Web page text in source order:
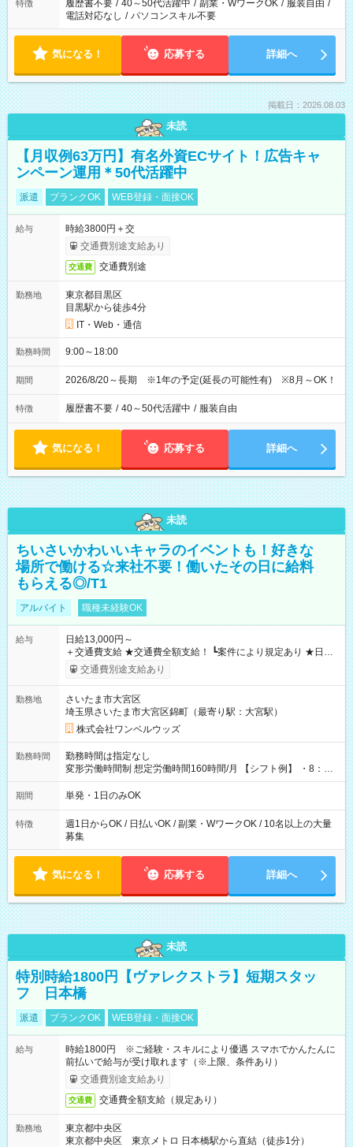
特徴 履歴書不要 / 40～50代活躍中 / 副業・WワークOK / 服装自由 /
電話対応なし / パソコンスキル不要
気になる！ 応募する 詳細へ
掲載日：2026.08.03
未読
【月収例63万円】有名外資ECサイト！広告キャ
ンペーン運用＊50代活躍中
派遣 ブランクOK WEB登録・面接OK
給与
時給3800円＋交
交通費別途支給あり
交通費 交通費別途
勤務地
東京都目黒区
目黒駅から徒歩4分
IT・Web・通信
勤務時間 9:00～18:00
期間 2026/8/20～長期 ※1年の予定(延長の可能性有) ※8月～OK！
特徴 履歴書不要 / 40～50代活躍中 / 服装自由
気になる！ 応募する 詳細へ
未読
ちいさいかわいいキャラのイベントも！好きな
場所で働ける☆来社不要！働いたその日に給料
もらえる◎/T1
アルバイト 職種未経験OK
給与
日給13,000円～
＋交通費支給 ★交通費全額支給！ ┗案件により規定あり ★日払
いOK！（規定あり） ┗働いたその日に現金GET♪ お仕事後はコ
ンビニATMから 日払い分を引き落とせます！ 【試用期間】試
交通費別途支給あり
勤務地
さいたま市大宮区
埼玉県さいたま市大宮区錦町（最寄り駅：大宮駅）
株式会社ワンベルウッズ
勤務時間
勤務時間は指定なし
変形労働時間制 想定労働時間160時間/月 【シフト例】 ・8：00
～21：00
期間 単発・1日のみOK
特徴
週1日からOK / 日払いOK / 副業・WワークOK / 10名以上の大量
募集
気になる！ 応募する 詳細へ
未読
特別時給1800円【ヴァレクストラ】短期スタッ
フ 日本橋
派遣 ブランクOK WEB登録・面接OK
給与
時給1800円 ※ご経験・スキルにより優遇 スマホでかんたんに
前払いで給与が受け取れます（※上限、条件あり）
交通費別途支給あり
交通費 交通費全額支給（規定あり）
勤務地
東京都中央区
東京都中央区 東京メトロ 日本橋駅から直結（徒歩1分）